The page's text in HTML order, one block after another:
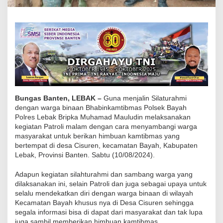
b
s
B
h
a
n
k
a
m
i
b
m
a
Bungas Banten, LEBAK – Guna menjalin Silaturahmi
dengan warga binaan Bhabinkamtibmas Polsek Bayah
Polres Lebak Bripka Muhamad Mauludin melaksanakan
kegiatan Patroli malam dengan cara menyambangi warga
masyarakat untuk berikan himbuan kamtibmas yang
bertempat di desa Cisuren, kecamatan Bayah, Kabupaten
Lebak, Provinsi Banten. Sabtu (10/08/2024).
Adapun kegiatan silahturahmi dan sambang warga yang
dilaksanakan ini, selain Patroli dan juga sebagai upaya untuk
selalu mendekatkan diri dengan warga binaan di wilayah
Kecamatan Bayah khusus nya di Desa Cisuren sehingga
segala informasi bisa di dapat dari masyarakat dan tak lupa
juga sambil memberikan himbuan kamtibmas